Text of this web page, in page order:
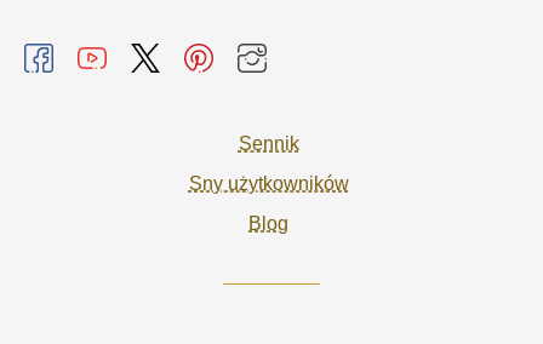
Sennik
Sny użytkowników
Blog